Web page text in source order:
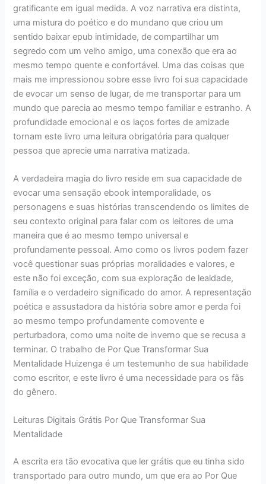
gratificante em igual medida. A voz narrativa era distinta,
uma mistura do poético e do mundano que criou um
sentido baixar epub intimidade, de compartilhar um
segredo com um velho amigo, uma conexão que era ao
mesmo tempo quente e confortável. Uma das coisas que
mais me impressionou sobre esse livro foi sua capacidade
de evocar um senso de lugar, de me transportar para um
mundo que parecia ao mesmo tempo familiar e estranho. A
profundidade emocional e os laços fortes de amizade
tornam este livro uma leitura obrigatória para qualquer
pessoa que aprecie uma narrativa matizada.
A verdadeira magia do livro reside em sua capacidade de
evocar uma sensação ebook intemporalidade, os
personagens e suas histórias transcendendo os limites de
seu contexto original para falar com os leitores de uma
maneira que é ao mesmo tempo universal e
profundamente pessoal. Amo como os livros podem fazer
você questionar suas próprias moralidades e valores, e
este não foi exceção, com sua exploração de lealdade,
família e o verdadeiro significado do amor. A representação
poética e assustadora da história sobre amor e perda foi
ao mesmo tempo profundamente comovente e
perturbadora, como uma noite de inverno que se recusa a
terminar. O trabalho de Por Que Transformar Sua
Mentalidade Huizenga é um testemunho de sua habilidade
como escritor, e este livro é uma necessidade para os fãs
do gênero.
Leituras Digitais Grátis Por Que Transformar Sua
Mentalidade
A escrita era tão evocativa que ler grátis que eu tinha sido
transportado para outro mundo, um que era ao Por Que